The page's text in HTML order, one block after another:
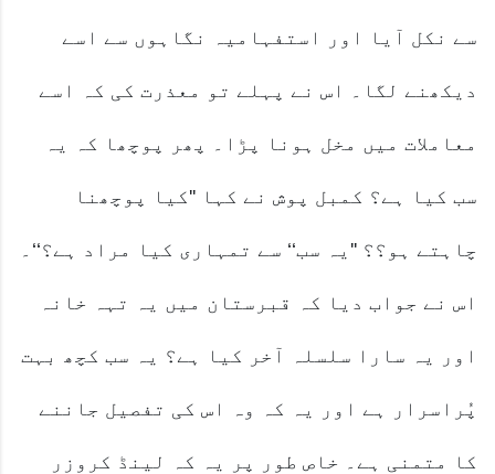
سے نکل آیا اور استفہامیہ نگاہوں سے اسے
دیکھنے لگا۔ اس نے پہلے تو معذرت کی کہ اسے
معاملات میں مخل ہونا پڑا۔ پھر پوچھا کہ یہ
سب کیا ہے؟ کمبل پوش نے کہا ''کیا پوچھنا
چاہتے ہو؟؟ ''یہ سب‘‘ سے تمہاری کیا مراد ہے؟‘‘۔
اس نے جواب دیا کہ قبرستان میں یہ تہہ خانہ
اور یہ سارا سلسلہ آخر کیا ہے؟ یہ سب کچھ بہت
پُراسرار ہے اور یہ کہ وہ اس کی تفصیل جاننے
کا متمنی ہے۔ خاص طور پر یہ کہ لینڈ کروزر